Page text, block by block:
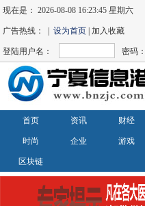
现在是：2026-08-08 16:23:45 星期六
广告热线： |设为首页 | 加入收藏
登陆用户名： 密码：
首页 资讯 财经
时尚 企业 游戏
区块链